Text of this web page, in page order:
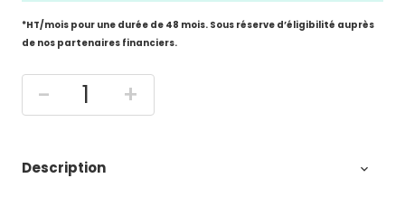
*HT/mois pour une durée de 48 mois. Sous réserve d’éligibilité auprès
de nos partenaires financiers.
- +
Description 